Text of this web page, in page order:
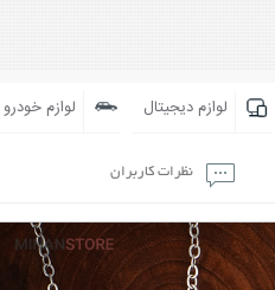
لوازم دیجیتال لوازم خودرو
نظرات کاربران